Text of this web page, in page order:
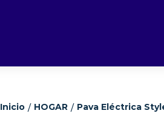
Inicio / HOGAR / Pava Eléctrica